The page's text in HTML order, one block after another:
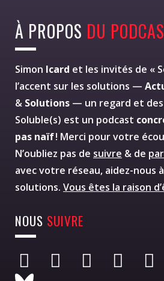
À PROPOS DU
Simon Icard et les invités de «
l’accent sur les solutions —
& Solutions — un regard et
Soluble(s) est un podcast
pas naïf! Merci pour votre
N’oubliez pas de suivre & de
avec votre réseau, aidez-nous à
solutions. Vous êtes la raison
NOUS SUIVRE